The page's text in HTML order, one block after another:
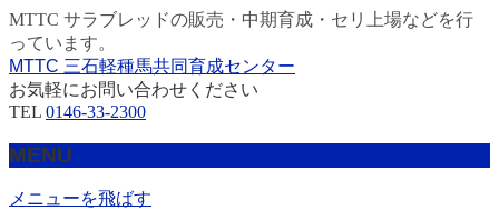
MTTC サラブレッドの販売・中期育成・セリ上場などを行
っています。
MTTC 三石軽種馬共同育成センター
お気軽にお問い合わせください
TEL 0146-33-2300
MENU
メニューを飛ばす